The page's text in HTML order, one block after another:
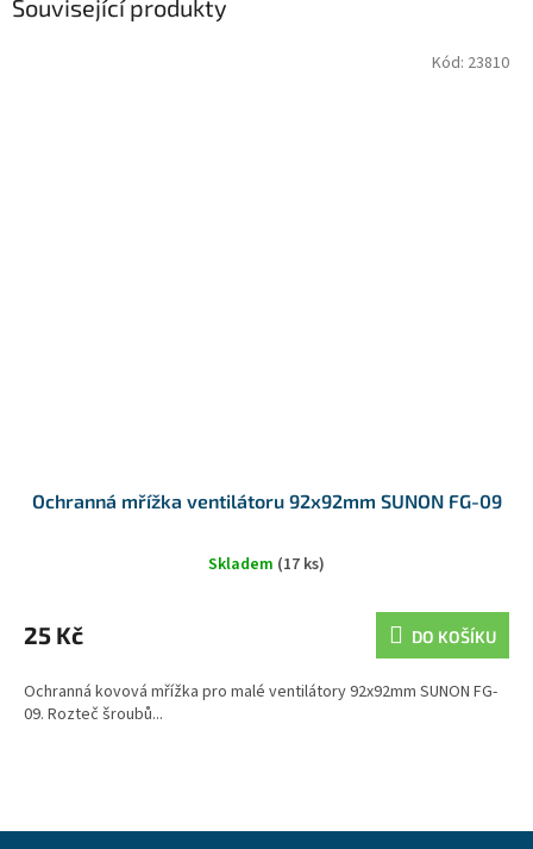
Související produkty
Ochranná mřížka ventilátoru 92x92mm SUNON FG-09
Skladem (17 ks)
25 Kč DO KOŠÍKU
Ochranná kovová mřížka pro malé ventilátory 92x92mm SUNON FG-
09. Rozteč šroubů...
Kód: 23810